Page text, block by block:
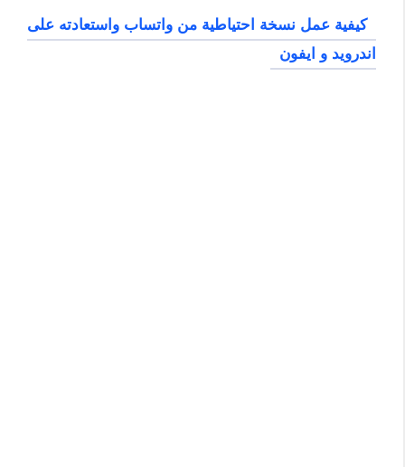
كيفية عمل نسخة احتياطية من واتساب واستعادته على
اندرويد و ايفون